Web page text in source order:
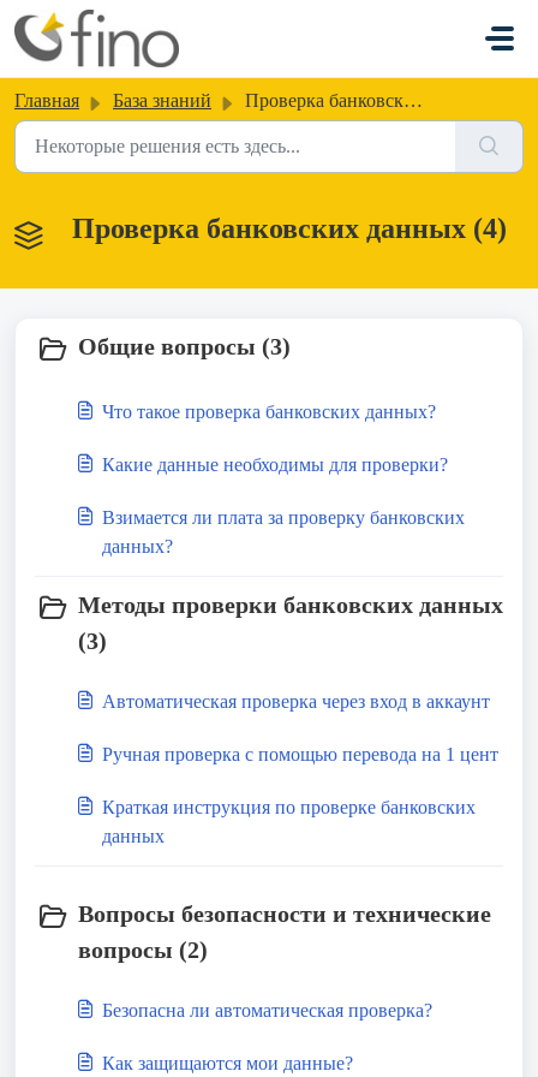
Переход к главному содержимому
Главная База знаний Проверка банковских данных
Проверка банковских данных (4)
Общие вопросы (3)
Что такое проверка банковских данных?
Какие данные необходимы для проверки?
Взимается ли плата за проверку банковских
данных?
Методы проверки банковских данных
(3)
Автоматическая проверка через вход в аккаунт
Ручная проверка с помощью перевода на 1 цент
Краткая инструкция по проверке банковских
данных
Вопросы безопасности и технические
вопросы (2)
Безопасна ли автоматическая проверка?
Как защищаются мои данные?